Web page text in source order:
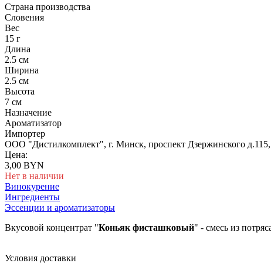
Страна производства
Словения
Вес
15 г
Длина
2.5 см
Ширина
2.5 см
Высота
7 см
Назначение
Ароматизатор
Импортер
ООО "Дистилкомплект", г. Минск, проспект Дзержинского
Цена:
3,00 BYN
Нет в наличии
Винокурение
Ингредиенты
Эссенции и ароматизаторы
Вкусовой концентрат "Коньяк фисташковый" - смесь из
Условия доставки